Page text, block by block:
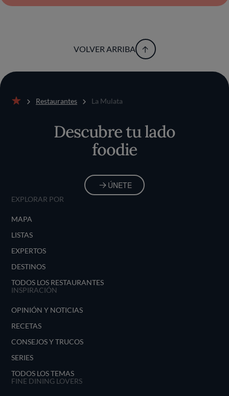
VOLVER ARRIBA
Restaurantes La Mulata
Descubre tu lado
foodie
ÚNETE
EXPLORAR POR
MAPA
LISTAS
EXPERTOS
DESTINOS
TODOS LOS RESTAURANTES
INSPIRACIÓN
OPINIÓN Y NOTICIAS
RECETAS
CONSEJOS Y TRUCOS
SERIES
TODOS LOS TEMAS
FINE DINING LOVERS